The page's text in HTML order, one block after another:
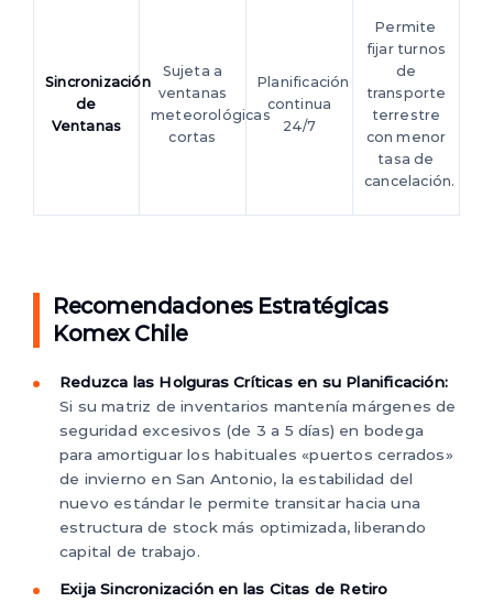
Sincronización
de
Ventanas
Sujeta a
ventanas
meteorológicas
cortas
Planificación
continua
24/7
Permite
fijar turnos
de
transporte
terrestre
con menor
tasa de
cancelación.
Recomendaciones Estratégicas
Komex Chile
Reduzca las Holguras Críticas en su Planificación:
Si su matriz de inventarios mantenía márgenes de
seguridad excesivos (de 3 a 5 días) en bodega
para amortiguar los habituales «puertos cerrados»
de invierno en San Antonio, la estabilidad del
nuevo estándar le permite transitar hacia una
estructura de stock más optimizada, liberando
capital de trabajo.
Exija Sincronización en las Citas de Retiro